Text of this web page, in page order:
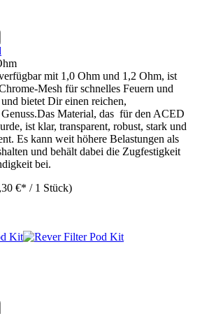
mit 1,0 Ohm und 1,2 Ohm, ist
Mesh für schnelles Feuern und
bietet Dir einen reichen,
Material, das für den ACED
ist klar, transparent, robust, stark und
Es kann weit höhere Belastungen als
und behält dabei die Zugfestigkeit
bei.
€* / 1 Stück)